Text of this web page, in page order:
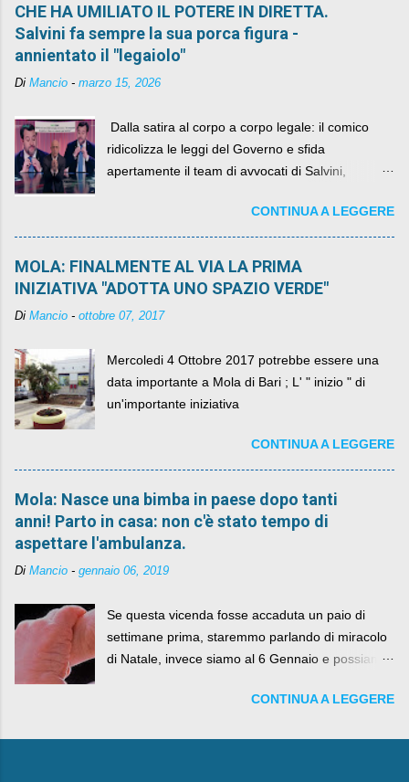
CHE HA UMILIATO IL POTERE IN DIRETTA.
Salvini fa sempre la sua porca figura -
annientato il "legaiolo"
Di Mancio - marzo 15, 2026
​ Dalla satira al corpo a corpo legale: il comico
ridicolizza le leggi del Governo e sfida
apertamente il team di avvocati di Salvini,
CONTINUA A LEGGERE
MOLA: FINALMENTE AL VIA LA PRIMA
INIZIATIVA "ADOTTA UNO SPAZIO VERDE"
Di Mancio - ottobre 07, 2017
Mercoledi 4 Ottobre 2017 potrebbe essere una
data importante a Mola di Bari ; L' " inizio " di
un'importante iniziativa
CONTINUA A LEGGERE
Mola: Nasce una bimba in paese dopo tanti
anni! Parto in casa: non c'è stato tempo di
aspettare l'ambulanza.
Di Mancio - gennaio 06, 2019
Se questa vicenda fosse accaduta un paio di
settimane prima, staremmo parlando di miracolo
di Natale, invece siamo al 6 Gennaio e possiamo
e la Befana, visto il lieto epilogo della vicenda.
CONTINUA A LEGGERE